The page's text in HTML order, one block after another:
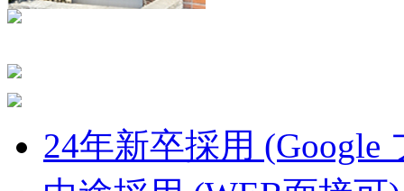
24年新卒採用 (Google